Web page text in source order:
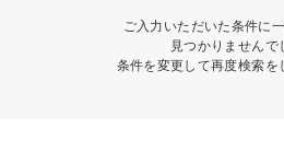
ご入力いただいた条件に
見つかりませんで
条件を変更して再度検索を